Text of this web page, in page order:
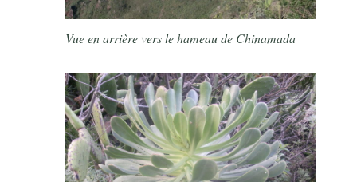
Vue en arrière vers le hameau de Chinamada